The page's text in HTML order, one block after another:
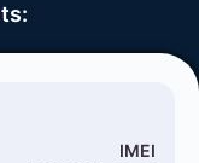
:
IMEI